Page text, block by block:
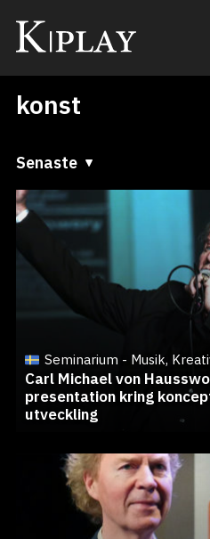
Start
Sök
Mina favoriter
konst
Senaste
Senaste
A till Ö
Ö till A
Seminarium - Musik,
Carl Michael von
presentation kring
utveckling